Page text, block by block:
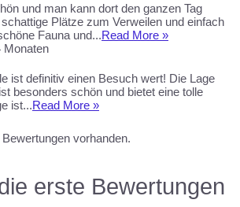
und man kann dort den ganzen Tag
Plätze zum Verweilen und einfach
Fauna und...Read More »
Monaten
ist definitiv einen Besuch wert! Die Lage
besonders schön und bietet eine tolle
ist...Read More »
vorhanden.
erste Bewertungen